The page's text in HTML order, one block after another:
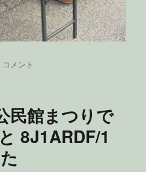
第
央
公
民
館
ま
コメント
民館まつりで
8J1ARDF/1